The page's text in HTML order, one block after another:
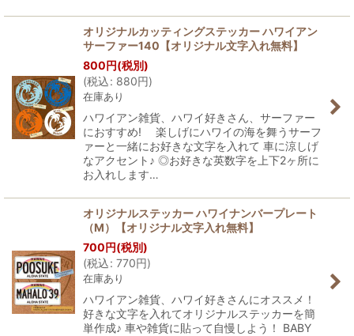
オリジナルカッティングステッカー ハワイアン
サーファー140【オリジナル文字入れ無料】
800円(税別)
(税込: 880円)
在庫あり
ハワイアン雑貨、ハワイ好きさん、サーファー
におすすめ! 楽しげにハワイの海を舞うサーフ
ァーと一緒にお好きな文字を入れて 車に涼しげ
なアクセント♪ ◎お好きな英数字を上下2ヶ所に
お入れします…
オリジナルステッカー ハワイナンバープレート
（M）【オリジナル文字入れ無料】
700円(税別)
(税込: 770円)
在庫あり
ハワイアン雑貨、ハワイ好きさんにオススメ！
好きな文字を入れてオリジナルステッカーを簡
単作成♪ 車や雑貨に貼って自慢しよう！ BABY